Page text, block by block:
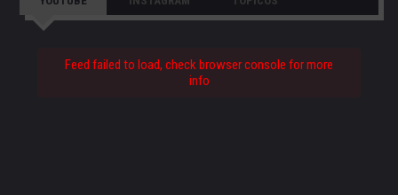
Feed failed to load, check browser console for more
info